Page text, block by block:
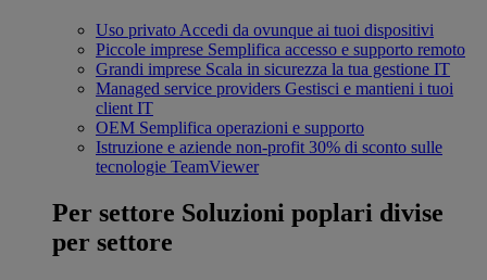
Uso privato Accedi da ovunque ai tuoi dispositivi
Piccole imprese Semplifica accesso e supporto remoto
Grandi imprese Scala in sicurezza la tua gestione IT
Managed service providers Gestisci e mantieni i tuoi
client IT
OEM Semplifica operazioni e supporto
Istruzione e aziende non-profit 30% di sconto sulle
tecnologie TeamViewer
Per settore Soluzioni poplari divise
per settore